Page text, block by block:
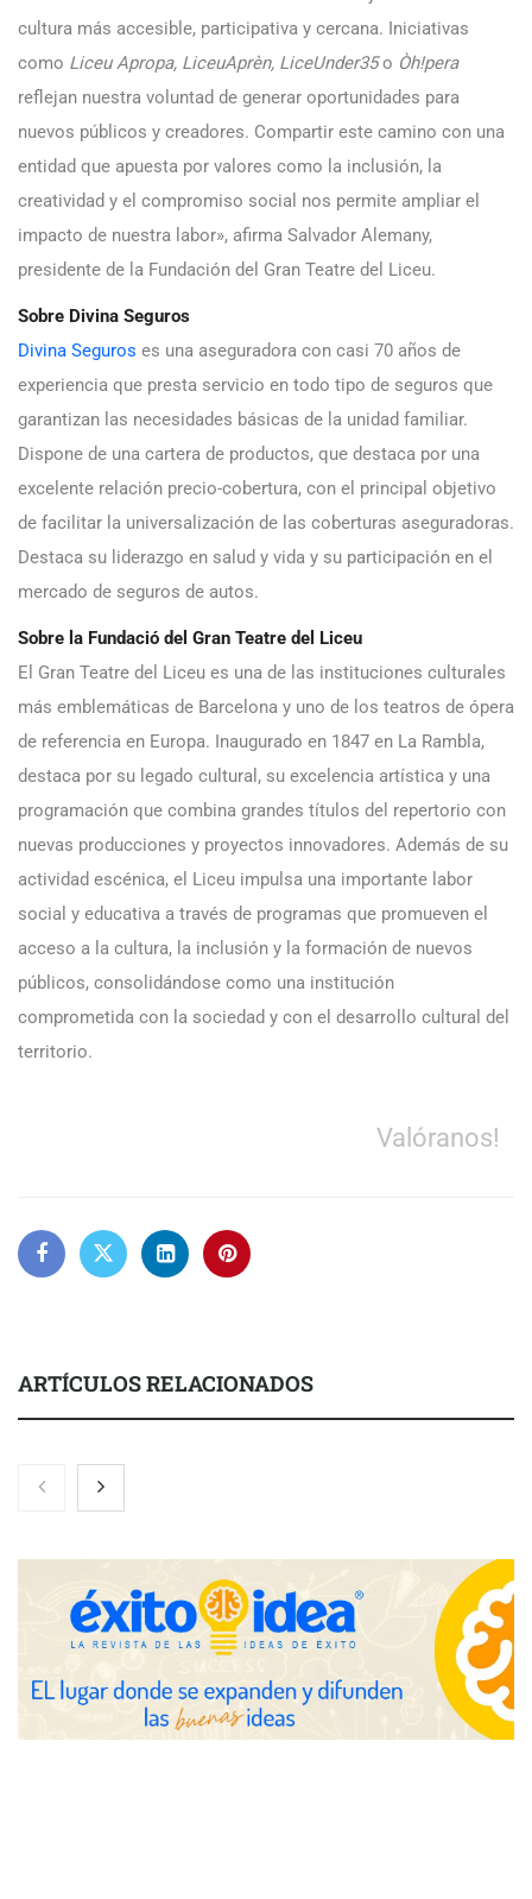
cultura más accesible, participativa y cercana. Iniciativas
como Liceu Apropa, LiceuAprèn, LiceUnder35o Òh!pera
reflejan nuestra voluntad de generar oportunidades para
nuevos públicos y creadores. Compartir este camino con una
entidad que apuesta por valores como la inclusión, la
creatividad y el compromiso social nos permite ampliar el
impacto de nuestra labor», afirma Salvador Alemany,
presidente de la Fundación del Gran Teatre del Liceu.
Sobre Divina Seguros
Divina Seguros es una aseguradora con casi 70 años de
experiencia que presta servicio en todo tipo de seguros que
garantizan las necesidades básicas de la unidad familiar.
Dispone de una cartera de productos, que destaca por una
excelente relación precio-cobertura, con el principal objetivo
de facilitar la universalización de las coberturas aseguradoras.
Destaca su liderazgo en salud y vida y su participación en el
mercado de seguros de autos.
Sobre la Fundació del Gran Teatre del Liceu
El Gran Teatre del Liceu es una de las instituciones culturales
más emblemáticas de Barcelona y uno de los teatros de ópera
de referencia en Europa. Inaugurado en 1847 en La Rambla,
destaca por su legado cultural, su excelencia artística y una
programación que combina grandes títulos del repertorio con
nuevas producciones y proyectos innovadores. Además de su
actividad escénica, el Liceu impulsa una importante labor
social y educativa a través de programas que promueven el
acceso a la cultura, la inclusión y la formación de nuevos
públicos, consolidándose como una institución
comprometida con la sociedad y con el desarrollo cultural del
territorio.
Valóranos!
ARTÍCULOS RELACIONADOS
Eulalia Roig lanza ‘The Journal’, una revista digital mensual de
entrevistas y fotografía editorial